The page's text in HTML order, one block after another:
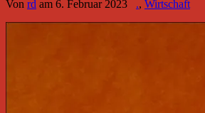
Von rd am 6. Februar 2023 ., Wirtschaft